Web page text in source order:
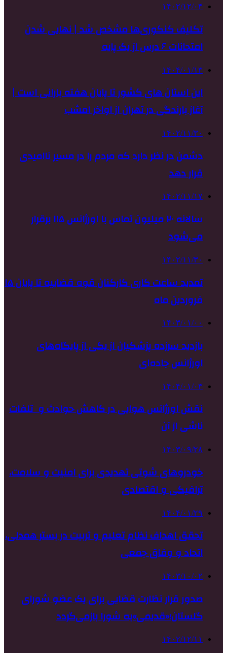
۱۴۰۲/۱۲/۰۴
تکلیف کنکوری‌ها مشخص شد | نهایی شدن
امتحانات ۶ درس از یک پایه
۱۴۰۴/۰۱/۱۳
این استان های کشور تا پایان هفته بارانی است |
آغاز بارندگی در تهران از اواخر امشب
۱۴۰۲/۱۱/۳۰
دشمن در نظر دارد که مردم را در مسیر ناامیدی
قرار دهد
۱۴۰۲/۱۱/۱۷
سالانه ۲۰ میلیون تماس با اورژانس ۱۱۵ برقرار
می‌شود
۱۴۰۲/۱۱/۳۰
تمدید ساعت کاری کارکنان قوه قضاییه تا پایان ۱۵
فروردین ماه
۱۴۰۳/۰۱/۰۰
بازدید سرزده پزشکیان از یکی از پایگاه‌های
اورژانس جاده‌ای
۱۴۰۴/۰۱/۰۳
نقش اورژانس هوایی در کاهش حوادث و تلفات
ناشی از آن
۱۴۰۳/۰۹/۲۸
خودروهای شوتی تهدیدی برای امنیت و سلامت،
ترافیکی و اقتصادی
۱۴۰۴/۰۱/۲۹
تحقق اهداف نظام تعلیم و تربیت در بستر همدلی،
اتحاد و وفاق جمعی
۱۴۰۳/۱۰/۰۲
صدور قرار نظارت قضایی برای یک عضو شورای
گلستان؛«قدیمی»به شورا بازمی‌گردد
۱۴۰۲/۱۲/۱۱